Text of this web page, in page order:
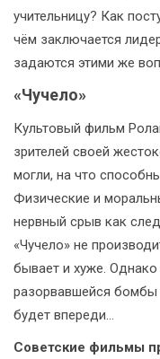
учительницу? Как
чём заключается
задаются этими же
«Чучело»
Культовый фильм
зрителей своей
могли, на что
Физические и
нервный срыв как
«Чучело» не
бывает и хуже.
разорвавшейся бомбы
будет впереди…
Советские фильмы